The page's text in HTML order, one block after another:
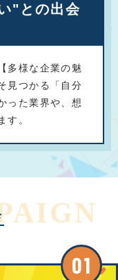
"との出会
多様な企業の魅
見つかる「自分
った業界や、想
す。